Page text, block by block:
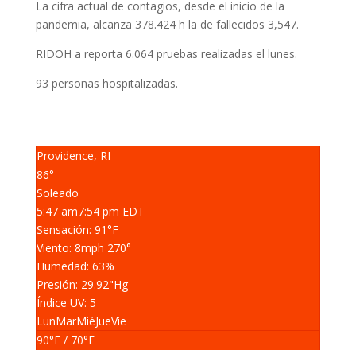
La cifra actual de contagios, desde el inicio de la
pandemia, alcanza 378.424 h la de fallecidos 3,547.
RIDOH a reporta 6.064 pruebas realizadas el lunes.
93 personas hospitalizadas.
Providence, RI
86°
Soleado
5:47 am7:54 pm EDT
Sensación: 91°F
Viento: 8mph 270°
Humedad: 63%
Presión: 29.92"Hg
Índice UV: 5
LunMarMiéJueVie
90°F/ 70°F